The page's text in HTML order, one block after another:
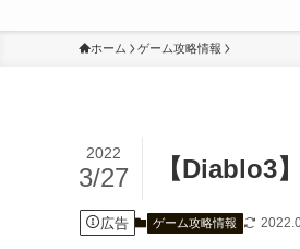
ホーム ゲーム攻略情報
【Diablo3
2022
3/27
広告 ゲーム攻略情報